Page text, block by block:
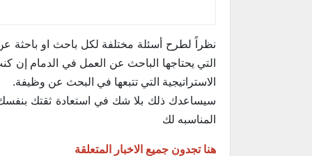
نظراً لطرح أسئلة مختلفة لكل باحث او
التي يحتاجها الباحث عن العمل في الدمام
الاستراتيجية التي تتبعها في البحث عن وظيفة.
سيساعدك ذلك بلا شك في استعادة ثقتك
المناسبه لك
هنا تجدون جميع الاخبار المتعلقة